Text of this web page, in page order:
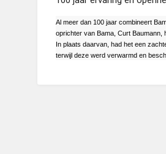
Al meer dan 100 jaar combineert
oprichter van Bama, Curt Baumann,
In plaats daarvan, had het een
terwijl deze werd verwarmd en